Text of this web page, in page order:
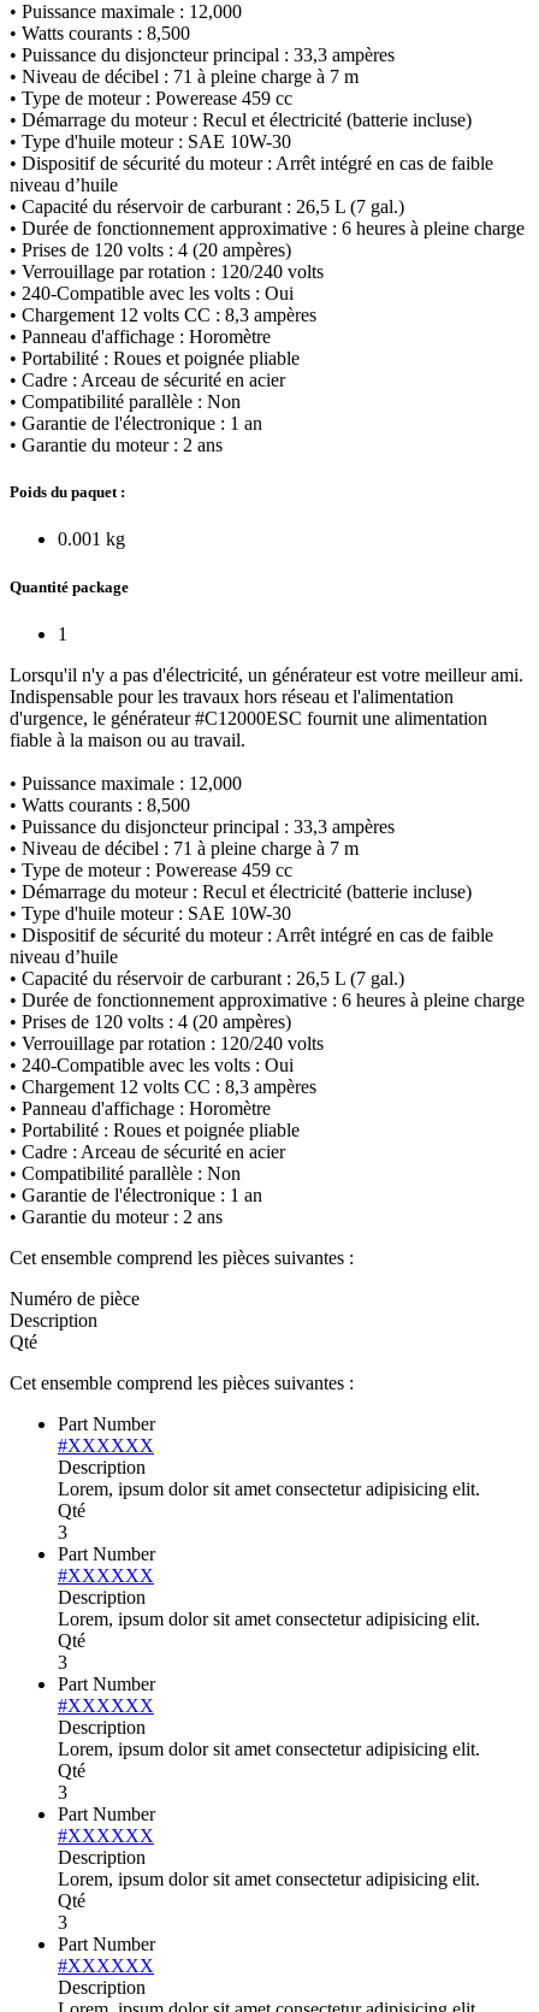
• Puissance maximale : 12,000
• Watts courants : 8,500
• Puissance du disjoncteur principal : 33,3 ampères
• Niveau de décibel : 71 à pleine charge à 7 m
• Type de moteur : Powerease 459 cc
• Démarrage du moteur : Recul et électricité (batterie incluse)
• Type d'huile moteur : SAE 10W-30
• Dispositif de sécurité du moteur : Arrêt intégré en cas de faible
niveau d’huile
• Capacité du réservoir de carburant : 26,5 L (7 gal.)
• Durée de fonctionnement approximative : 6 heures à pleine charge
• Prises de 120 volts : 4 (20 ampères)
• Verrouillage par rotation : 120/240 volts
• 240-Compatible avec les volts : Oui
• Chargement 12 volts CC : 8,3 ampères
• Panneau d'affichage : Horomètre
• Portabilité : Roues et poignée pliable
• Cadre : Arceau de sécurité en acier
• Compatibilité parallèle : Non
• Garantie de l'électronique : 1 an
• Garantie du moteur : 2 ans
Poids du paquet :
0.001 kg
Quantité package
1
Lorsqu'il n'y a pas d'électricité, un générateur est votre meilleur ami.
Indispensable pour les travaux hors réseau et l'alimentation
d'urgence, le générateur #C12000ESC fournit une alimentation
fiable à la maison ou au travail.
• Puissance maximale : 12,000
• Watts courants : 8,500
• Puissance du disjoncteur principal : 33,3 ampères
• Niveau de décibel : 71 à pleine charge à 7 m
• Type de moteur : Powerease 459 cc
• Démarrage du moteur : Recul et électricité (batterie incluse)
• Type d'huile moteur : SAE 10W-30
• Dispositif de sécurité du moteur : Arrêt intégré en cas de faible
niveau d’huile
• Capacité du réservoir de carburant : 26,5 L (7 gal.)
• Durée de fonctionnement approximative : 6 heures à pleine charge
• Prises de 120 volts : 4 (20 ampères)
• Verrouillage par rotation : 120/240 volts
• 240-Compatible avec les volts : Oui
• Chargement 12 volts CC : 8,3 ampères
• Panneau d'affichage : Horomètre
• Portabilité : Roues et poignée pliable
• Cadre : Arceau de sécurité en acier
• Compatibilité parallèle : Non
• Garantie de l'électronique : 1 an
• Garantie du moteur : 2 ans
Cet ensemble comprend les pièces suivantes :
Numéro de pièce
Description
Qté
Cet ensemble comprend les pièces suivantes :
Part Number
#XXXXXX
Description
Lorem, ipsum dolor sit amet consectetur adipisicing elit.
Qté
3
Part Number
#XXXXXX
Description
Lorem, ipsum dolor sit amet consectetur adipisicing elit.
Qté
3
Part Number
#XXXXXX
Description
Lorem, ipsum dolor sit amet consectetur adipisicing elit.
Qté
3
Part Number
#XXXXXX
Description
Lorem, ipsum dolor sit amet consectetur adipisicing elit.
Qté
3
Part Number
#XXXXXX
Description